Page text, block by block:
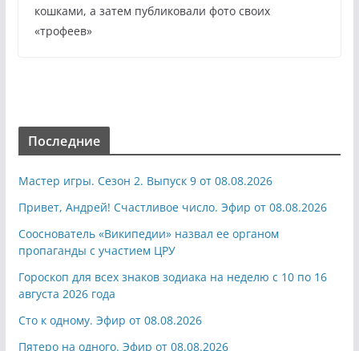
кошками, а затем публиковали фото своих
«трофеев»
Последние
Мастер игры. Сезон 2. Выпуск 9 от 08.08.2026
Привет, Андрей! Счастливое число. Эфир от 08.08.2026
Сооснователь «Википедии» назвал ее органом
пропаганды с участием ЦРУ
Гороскоп для всех знаков зодиака на неделю с 10 по 16
августа 2026 года
Сто к одному. Эфир от 08.08.2026
Пятеро на одного. Эфир от 08.08.2026